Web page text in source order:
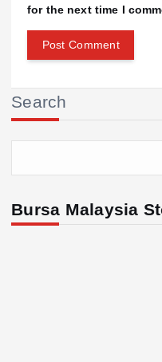
for the next time I
Search
Bursa Malaysia